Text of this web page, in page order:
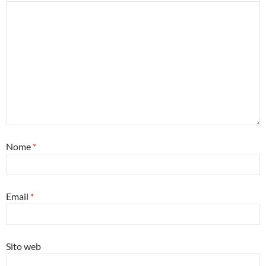
Nome *
Email *
Sito web